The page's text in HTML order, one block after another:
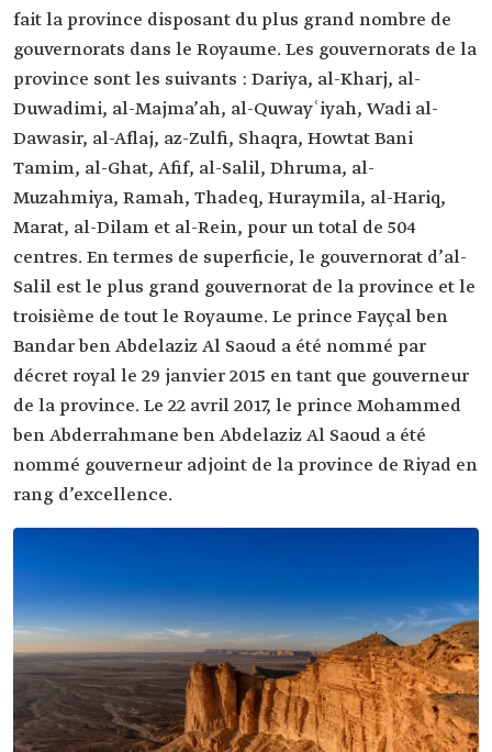
fait la province disposant du plus grand nombre de
gouvernorats dans le Royaume. Les gouvernorats de la
province sont les suivants : Dariya, al-Kharj, al-
Duwadimi, al-Majma’ah, al-Quwayʿiyah, Wadi al-
Dawasir, al-Aflaj, az-Zulfi, Shaqra, Howtat Bani
Tamim, al-Ghat, Afif, al-Salil, Dhruma, al-
Muzahmiya, Ramah, Thadeq, Huraymila, al-Hariq,
Marat, al-Dilam et al-Rein, pour un total de 504
centres. En termes de superficie, le gouvernorat d’al-
Salil est le plus grand gouvernorat de la province et le
troisième de tout le Royaume. Le prince Fayçal ben
Bandar ben Abdelaziz Al Saoud a été nommé par
décret royal le 29 janvier 2015 en tant que gouverneur
de la province. Le 22 avril 2017, le prince Mohammed
ben Abderrahmane ben Abdelaziz Al Saoud a été
nommé gouverneur adjoint de la province de Riyad en
rang d’excellence.